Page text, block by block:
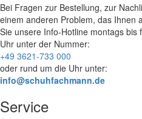
Bei Fragen zur Bestellung, zur
einem anderen Problem, das Ihnen
Sie unsere Info-Hotline montags bis
Uhr unter der Nummer:
+49 3621-733 000
oder rund um die Uhr unter:
info@schuhfachmann.de
Service